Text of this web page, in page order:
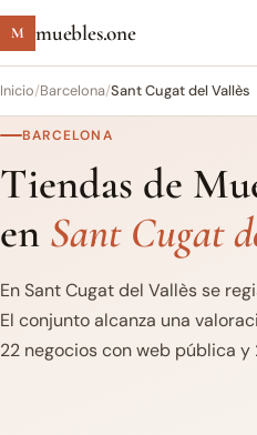
M muebles.one
Inicio/Barcelona/Sant Cugat del Vallès
BARCELONA
Tiendas de
en Sant Cugat
En Sant Cugat del Vallès se
El conjunto alcanza una
22 negocios con web pública